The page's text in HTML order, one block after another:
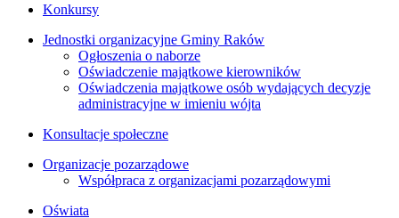
Konkursy
Jednostki organizacyjne Gminy Raków
Ogłoszenia o naborze
Oświadczenie majątkowe kierowników
Oświadczenia majątkowe osób wydających decyzje
administracyjne w imieniu wójta
Konsultacje społeczne
Organizacje pozarządowe
Współpraca z organizacjami pozarządowymi
Oświata